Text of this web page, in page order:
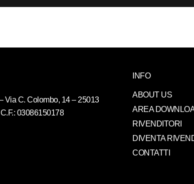
Via C. Colombo, 14 – 25013
03086150178
INFO
ABOUT US
AREA
RIVENDITORI
DIVENTA
CONTATTI